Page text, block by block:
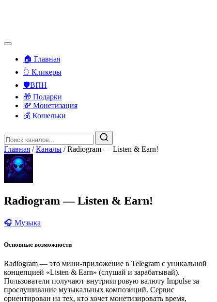
🏠 Главная
👆 Кликеры
🛡️ВПН
🎁 Подарки
💸 Монетизация
💰 Кошельки
Главная / Каналы / Radiogram — Listen & Earn!
Radiogram — Listen & Earn!
🎧 Музыка
Основные возможности
Radiogram — это мини-приложение в Telegram с уникальной
концепцией «Listen & Earn» (слушай и зарабатывай).
Пользователи получают внутриигровую валюту Impulse за
прослушивание музыкальных композиций. Сервис
ориентирован на тех, кто хочет монетизировать время,